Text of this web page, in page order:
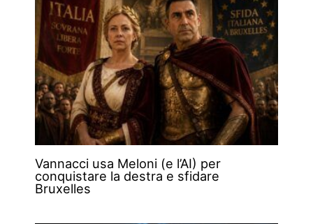
Vannacci usa Meloni (e l’AI) per
conquistare la destra e sfidare
Bruxelles